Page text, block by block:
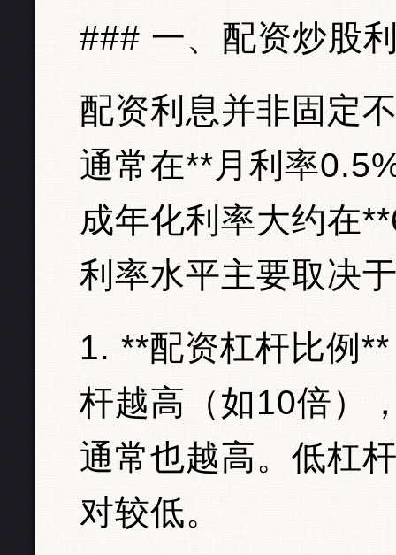
### 一、配资炒股
配资利息并非固定
通常在**月利率
成年化利率大约在
利率水平主要取决
1. **配资杠杆比例
杆越高（如10倍）
通常也越高。低杠
对较低。